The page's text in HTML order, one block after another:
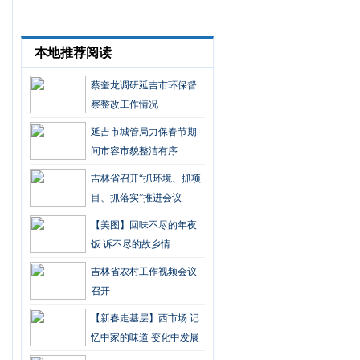
本地推荐阅读
蔡奎龙调研延吉市环保督
察整改工作情况
延吉市城管局力保春节期
间市容市貌整洁有序
吉林省召开“抓环境、抓项
目、抓落实”推进会议
【美图】回味不尽的年夜
饭 诉不尽的故乡情
吉林省农村工作视频会议
召开
【新春走基层】西市场 记
忆中家的味道 变化中发展
的希望